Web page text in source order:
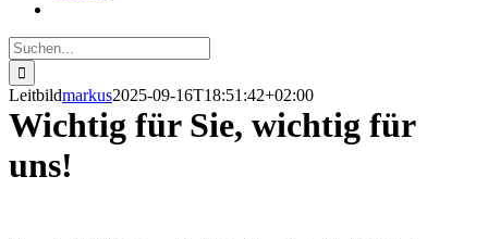
Suche
nach:
Leitbildmarkus2025-09-16T18:51:42+02:00
Wichtig für Sie, wichtig für
uns!